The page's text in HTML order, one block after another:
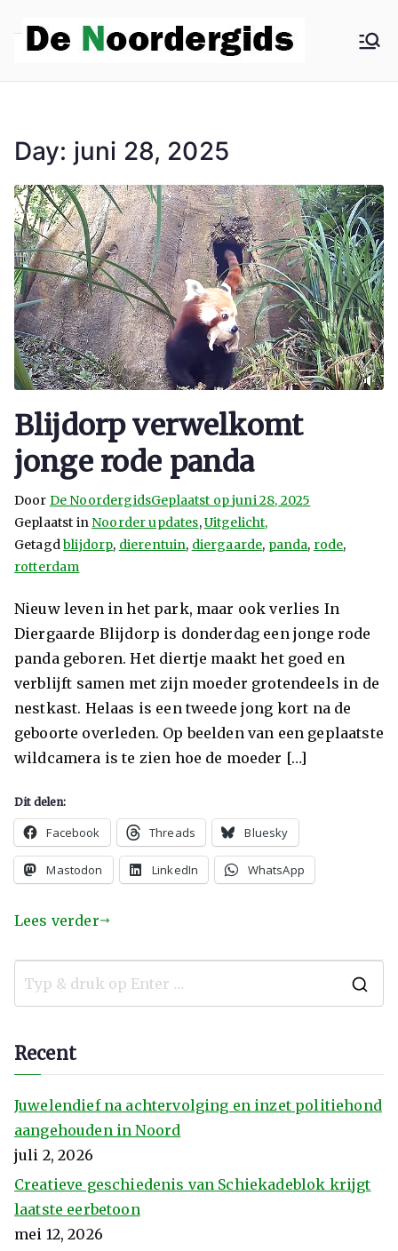
gids
dieper in
Day: juni 28, 2025
Blijdorp verwelkomt
jonge rode panda
Door De NoordergidsGeplaatst opjuni 28, 2025
Geplaatst in Noorder updates,Uitgelicht,
Getagdblijdorp, dierentuin, diergaarde, panda, rode,
rotterdam
Nieuw leven in het park, maar ook verlies In
Diergaarde Blijdorp is donderdag een jonge rode
panda geboren. Het diertje maakt het goed en
verblijft samen met zijn moeder grotendeels in de
nestkast. Helaas is een tweede jong kort na de
geboorte overleden. Op beelden van een geplaatste
wildcamera is te zien hoe de moeder […]
Dit delen:
Facebook Threads Bluesky
Mastodon LinkedIn WhatsApp
Lees verder
Recent
Juwelendief na achtervolging en inzet politiehond
aangehouden in Noord
juli 2, 2026
Creatieve geschiedenis van Schiekadeblok krijgt
laatste eerbetoon
mei 12, 2026